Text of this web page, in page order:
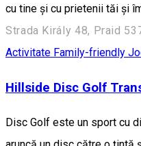
cu tine și cu prietenii tăi și
Strada Király 48, Praid
Activitate Family-friendly
Hillside Disc Golf
Disc Golf este un sport cu